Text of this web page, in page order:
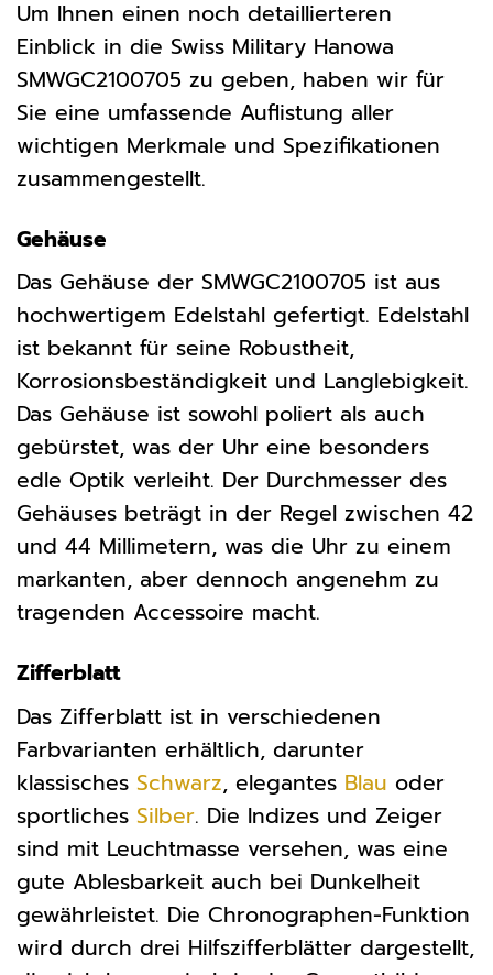
Um Ihnen einen noch detaillierteren
Einblick in die Swiss Military Hanowa
SMWGC2100705 zu geben, haben wir für
Sie eine umfassende Auflistung aller
wichtigen Merkmale und Spezifikationen
zusammengestellt.
Gehäuse
Das Gehäuse der SMWGC2100705 ist aus
hochwertigem Edelstahl gefertigt. Edelstahl
ist bekannt für seine Robustheit,
Korrosionsbeständigkeit und Langlebigkeit.
Das Gehäuse ist sowohl poliert als auch
gebürstet, was der Uhr eine besonders
edle Optik verleiht. Der Durchmesser des
Gehäuses beträgt in der Regel zwischen 42
und 44 Millimetern, was die Uhr zu einem
markanten, aber dennoch angenehm zu
tragenden Accessoire macht.
Zifferblatt
Das Zifferblatt ist in verschiedenen
Farbvarianten erhältlich, darunter
klassisches Schwarz, elegantes Blau oder
sportliches Silber. Die Indizes und Zeiger
sind mit Leuchtmasse versehen, was eine
gute Ablesbarkeit auch bei Dunkelheit
gewährleistet. Die Chronographen-Funktion
wird durch drei Hilfszifferblätter dargestellt,